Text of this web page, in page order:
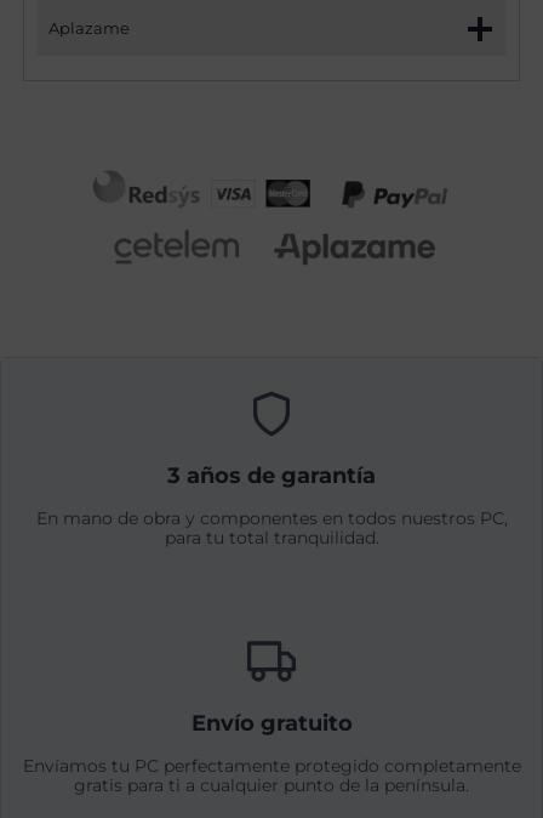
Aplazame
3 años de garantía
En mano de obra y componentes en todos nuestros PC,
para tu total tranquilidad.
Envío gratuito
Envíamos tu PC perfectamente protegido completamente
gratis para ti a cualquier punto de la península.